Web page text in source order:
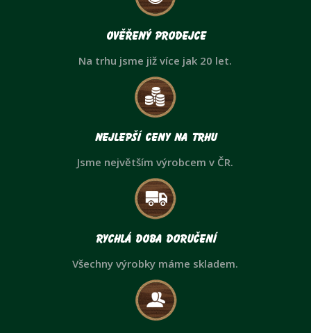
Ověřený prodejce
Na trhu jsme již více jak 20 let.
Nejlepší ceny na trhu
Jsme největším výrobcem v ČR.
Rychlá doba doručení
Všechny výrobky máme skladem.